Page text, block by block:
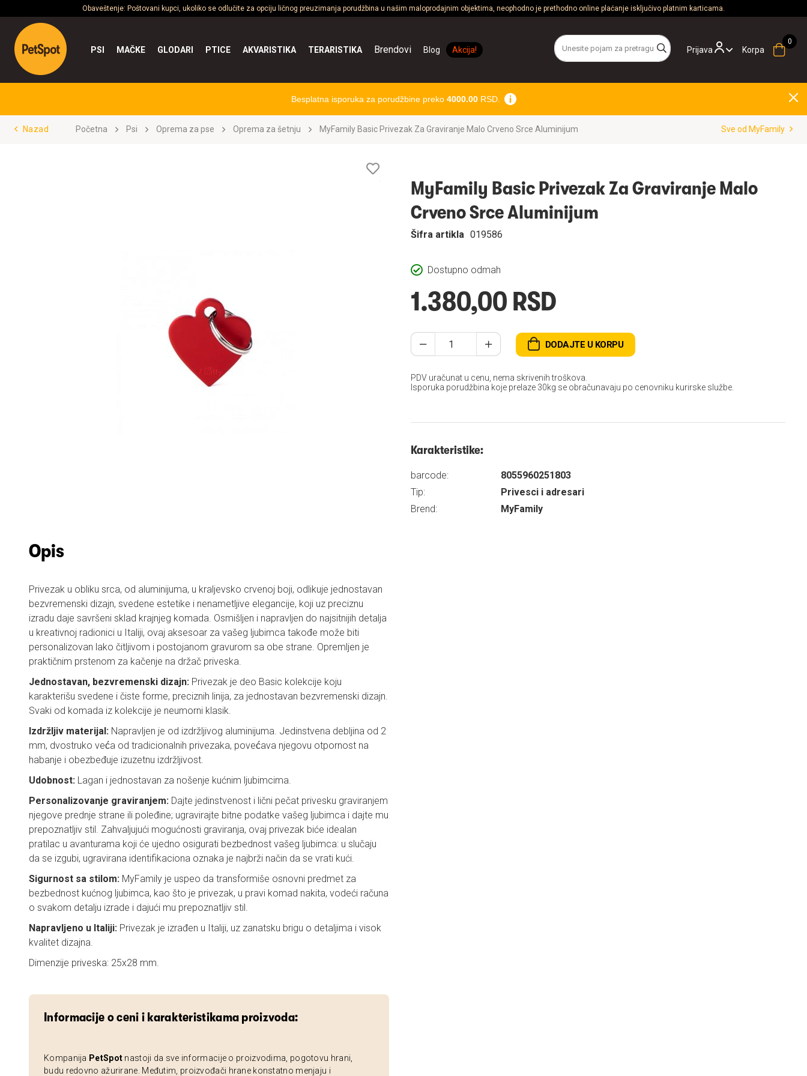
Obaveštenje: Poštovani kupci, ukoliko se odlučite za opciju ličnog preuzimanja porudžbina u našim maloprodajnim objektima, neophodno je prethodno online plaćanje isključivo platnim karticama.
Prijava
PSI MAČKE GLODARI PTICE AKVARISTIKA TERARISTIKA Brendovi Blog Akcija! Korpa
Besplatna isporuka za porudžbine preko 4000.00RSD.
Nazad Početna Psi Oprema za pse Oprema za šetnju MyFamily Basic Privezak Za Graviranje Malo Crveno Srce Aluminijum Sve od MyFamily
Opis
Privezak u obliku srca, od aluminijuma, u kraljevsko crvenoj boji, odlikuje jednostavan
bezvremenski dizajn, svedene estetike i nenametljive elegancije, koji uz preciznu
izradu daje savršeni sklad krajnjeg komada. Osmišljen i napravljen do najsitnijih detalja
u kreativnoj radionici u Italiji, ovaj aksesoar za vašeg ljubimca takođe može biti
personalizovan lako čitljivom i postojanom gravurom sa obe strane. Opremljen je
praktičnim prstenom za kačenje na držač priveska.
Jednostavan, bezvremenski dizajn: Privezak je deo Basic kolekcije koju
karakterišu svedene i čiste forme, preciznih linija, za jednostavan bezvremenski dizajn.
Svaki od komada iz kolekcije je neumorni klasik.
Izdržljiv materijal: Napravljen je od izdržljivog aluminijuma. Jedinstvena debljina od 2
mm, dvostruko veća od tradicionalnih privezaka, povećava njegovu otpornost na
habanje i obezbeđuje izuzetnu izdržljivost.
Udobnost: Lagan i jednostavan za nošenje kućnim ljubimcima.
Personalizovanje graviranjem: Dajte jedinstvenost i lični pečat privesku graviranjem
njegove prednje strane ili poleđine; ugravirajte bitne podatke vašeg ljubimca i dajte mu
prepoznatljiv stil. Zahvaljujući mogućnosti graviranja, ovaj privezak biće idealan
pratilac u avanturama koji će ujedno osigurati bezbednost vašeg ljubimca: u slučaju
da se izgubi, ugravirana identifikaciona oznaka je najbrži način da se vrati kući.
Sigurnost sa stilom: MyFamily je uspeo da transformiše osnovni predmet za
bezbednost kućnog ljubimca, kao što je privezak, u pravi komad nakita, vodeći računa
o svakom detalju izrade i dajući mu prepoznatljiv stil.
Napravljeno u Italiji: Privezak je izrađen u Italiji, uz zanatsku brigu o detaljima i visok
kvalitet dizajna.
Dimenzije priveska: 25x28 mm.
Informacije o ceni i karakteristikama proizvoda:
Kompanija PetSpot nastoji da sve informacije o proizvodima, pogotovu hrani,
budu redovno ažurirane. Međutim, proizvođači hrane konstatno menjaju i
želja
MyFamily Basic Privezak Za Graviranje Malo
Crveno Srce Aluminijum
Dostupno odmah
Šifra artikla 019586
1.380,00 RSD
DODAJTE U KORPU
PDV uračunat u cenu, nema skrivenih troškova.
Isporuka porudžbina koje prelaze 30kg se obračunavaju po cenovniku kurirske službe.
Karakteristike:
barcode:
8055960251803
Tip:
Privesci i adresari
Brend:
MyFamily